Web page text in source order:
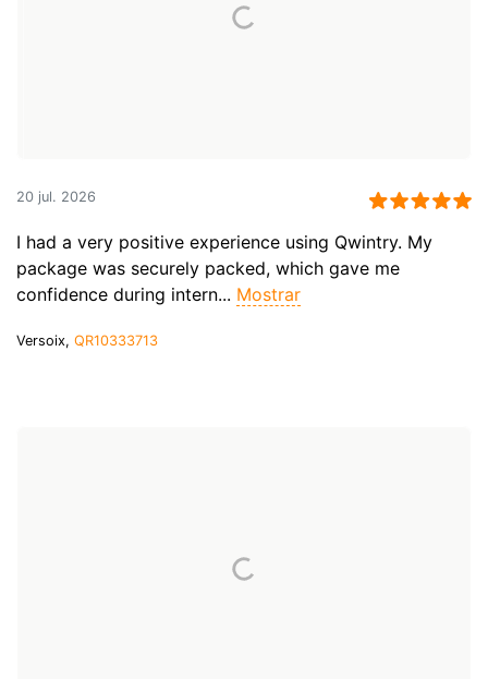
20 jul. 2026
I had a very positive experience using Qwintry. My
package was securely packed, which gave me
confidence during intern... Mostrar
Versoix, QR10333713